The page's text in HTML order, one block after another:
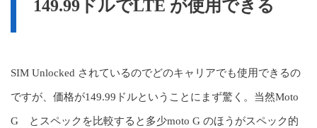
149.99ドルでLTE が使用できる
SIM Unlocked されているのでどのキャリアでも使用できるの
ですが、価格が149.99ドルということにまず驚く。当然Moto
G とスペックを比較すると多少moto G のほうがスペック的